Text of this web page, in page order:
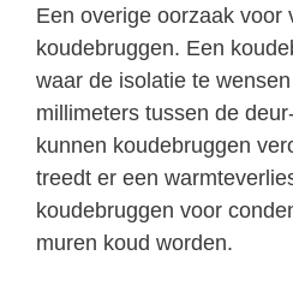
Een overige oorzaak voor
koudebruggen. Een
waar de isolatie te
millimeters tussen de
kunnen koudebruggen
treedt er een
koudebruggen voor
muren koud worden.